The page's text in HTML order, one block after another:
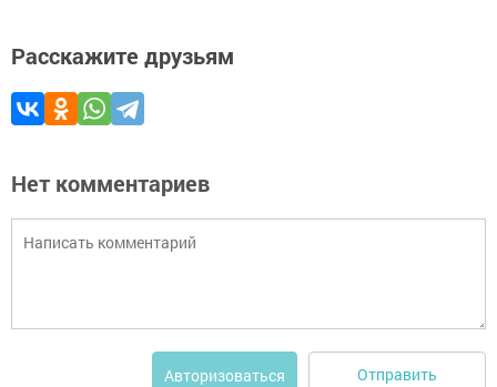
Расскажите друзьям
Нет комментариев
Авторизоваться Отправить